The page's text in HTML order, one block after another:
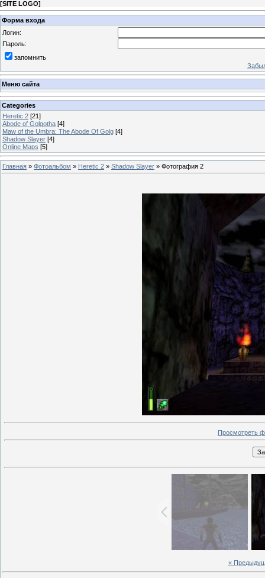
[SITE LOGO]
Форма входа
Логин:
Пароль:
запомнить
Меню сайта
Categories
Heretic 2 [21]
Abode of Golgotha [4]
Maw of the Umbra: The Abode Of Golg [4]
Shadow Slayer [4]
Online Maps [5]
Главная » Фотоальбом » Heretic 2 » Shadow Slayer » Фотография 2
Просмотреть
«